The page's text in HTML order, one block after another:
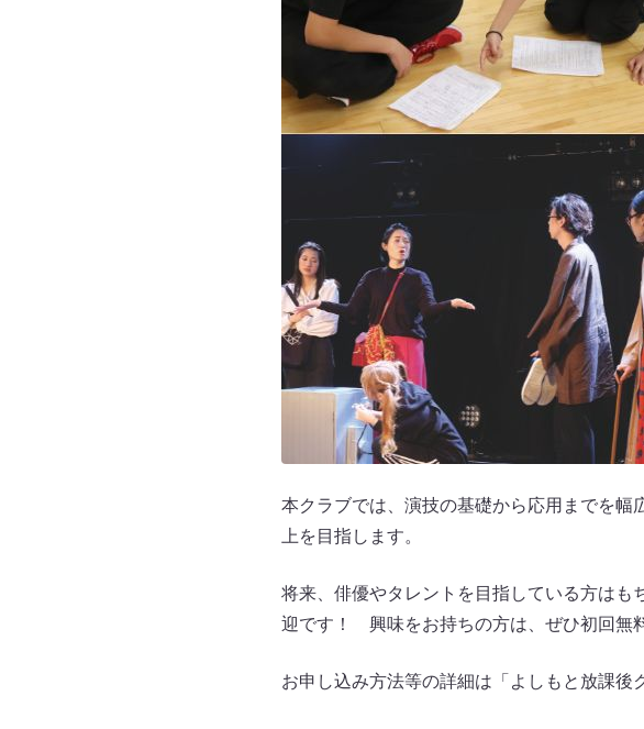
本クラブでは、演技の基礎から応用までを幅
上を目指します。
将来、俳優やタレントを目指している方は
迎です！ 興味をお持ちの方は、ぜひ初回無
お申し込み方法等の詳細は「よしもと放課後